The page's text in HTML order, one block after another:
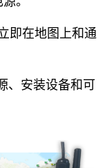
即在地图上和通
、安装设备和可